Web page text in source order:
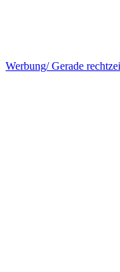
Werbung/ Gerade